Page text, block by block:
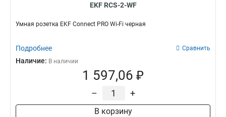
EKF RCS-2-WF
Умная розетка EKF Сonnect PRO Wi-Fi черная
Подробнее Сравнить
Наличие: В наличии
1 597,06 ₽
– +
В корзину